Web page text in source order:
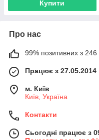
Купити
Про нас
99% позитивних з 246
Працює з 27.05.2014
м. Київ
Київ, Україна
Контакти
Сьогодні працює з